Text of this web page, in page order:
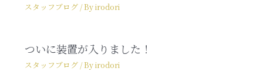
スタッフブログ/ Byirodori
ついに装置が入りました！
スタッフブログ/ Byirodori